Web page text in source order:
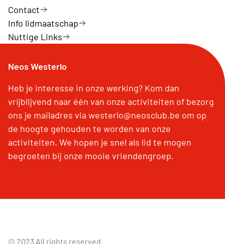
Contact
Info lidmaatschap
Nuttige Links
Neos Westerlo
Heb je interesse in onze werking? Kom dan
vrijblijvend naar één van onze activiteiten of bezorg
ons je mailadres via westerlo@neosclub.be om op
de hoogte gehouden te worden van onze
activiteiten. We hopen je snel als lid te mogen
begroeten bij onze mooie vriendengroep.
© 2023 All rights reserved